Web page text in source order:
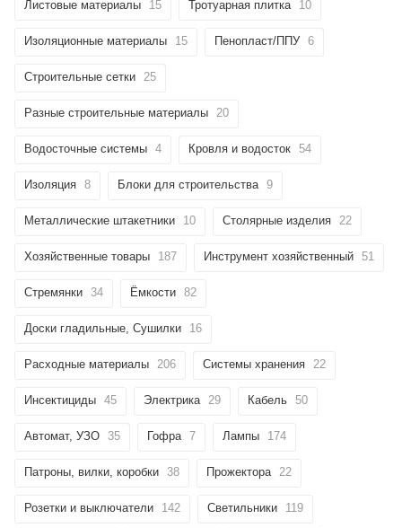
Листовые материалы 15 Тротуарная плитка 10
Изоляционные материалы 15 Пенопласт/ППУ 6
Строительные сетки 25
Разные строительные материалы 20
Водосточные системы 4 Кровля и водосток 54
Изоляция 8 Блоки для строительства 9
Металлические штакетники 10 Столярные изделия 22
Хозяйственные товары 187 Инструмент хозяйственный 51
Стремянки 34 Ёмкости 82
Доски гладильные, Сушилки 16
Расходные материалы 206 Системы хранения 22
Инсектициды 45 Электрика 29 Кабель 50
Автомат, УЗО 35 Гофра 7 Лампы 174
Патроны, вилки, коробки 38 Прожектора 22
Розетки и выключатели 142 Светильники 119